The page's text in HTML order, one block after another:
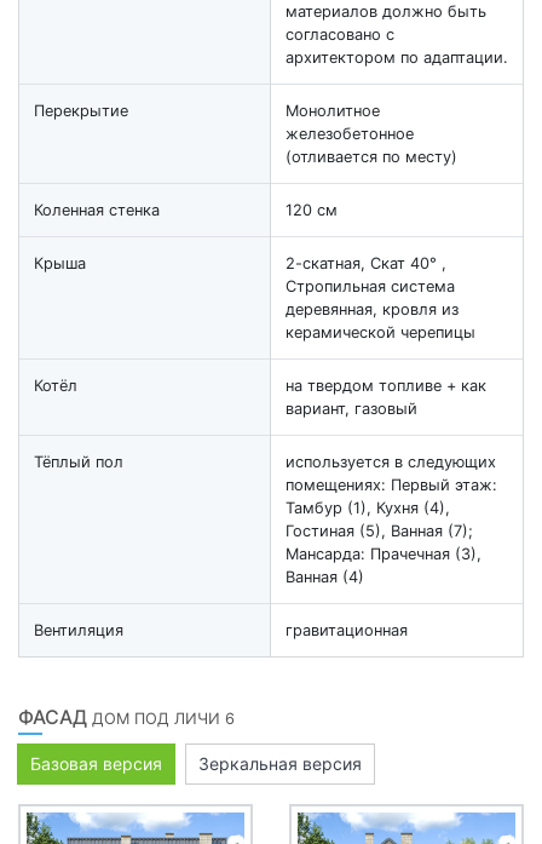
материалов должно быть
согласовано с
архитектором по адаптации.
Перекрытие
Монолитное
железобетонное
(отливается по месту)
Коленная стенка 120 см
Крыша
2-скатная, Скат 40° ,
Стропильная система
деревянная, кровля из
керамической черепицы
Котёл
на твердом топливе + как
вариант, газовый
Тёплый пол
используется в следующих
помещениях: Первый этаж:
Тамбур (1), Кухня (4),
Гостиная (5), Ванная (7);
Мансарда: Прачечная (3),
Ванная (4)
Вентиляция гравитационная
ФАСАД ДОМ ПОД ЛИЧИ 6
Базовая версия Зеркальная версия